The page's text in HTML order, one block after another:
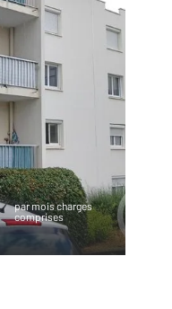
par mois charges
comprises